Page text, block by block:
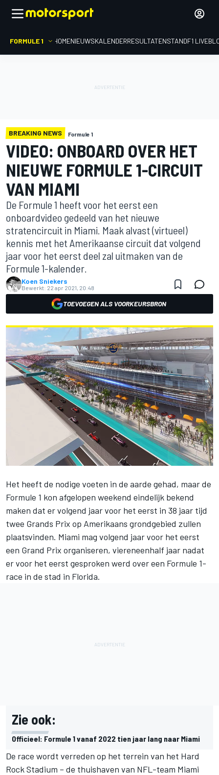
FORMULE 1 HOMENIEUWSKALENDERRESULTATENSTANDF1
BREAKING NEWS Formule 1
VIDEO: ONBOARD OVER HET
NIEUWE FORMULE 1-CIRCUIT
VAN MIAMI
De Formule 1 heeft voor het eerst een
onboardvideo gedeeld van het nieuwe
stratencircuit in Miami. Maak alvast (virtueel)
kennis met het Amerikaanse circuit dat volgend
jaar voor het eerst deel zal uitmaken van de
Formule 1-kalender.
Koen Sniekers
Bewerkt: 22 apr 2021, 20:48
TOEVOEGEN ALS VOORKEURSBRON
Het heeft de nodige voeten in de aarde gehad, maar de
Formule 1 kon afgelopen weekend eindelijk bekend
maken dat er volgend jaar voor het eerst in 38 jaar tijd
twee Grands Prix op Amerikaans grondgebied zullen
plaatsvinden. Miami mag volgend jaar voor het eerst
een Grand Prix organiseren, viereneenhalf jaar nadat
er voor het eerst gesproken werd over een Formule 1-
race in de stad in Florida.
Zie ook:
Officieel: Formule 1 vanaf 2022 tien jaar lang naar Miami
De race wordt verreden op het terrein van het Hard
Rock Stadium – de thuishaven van NFL-team Miami